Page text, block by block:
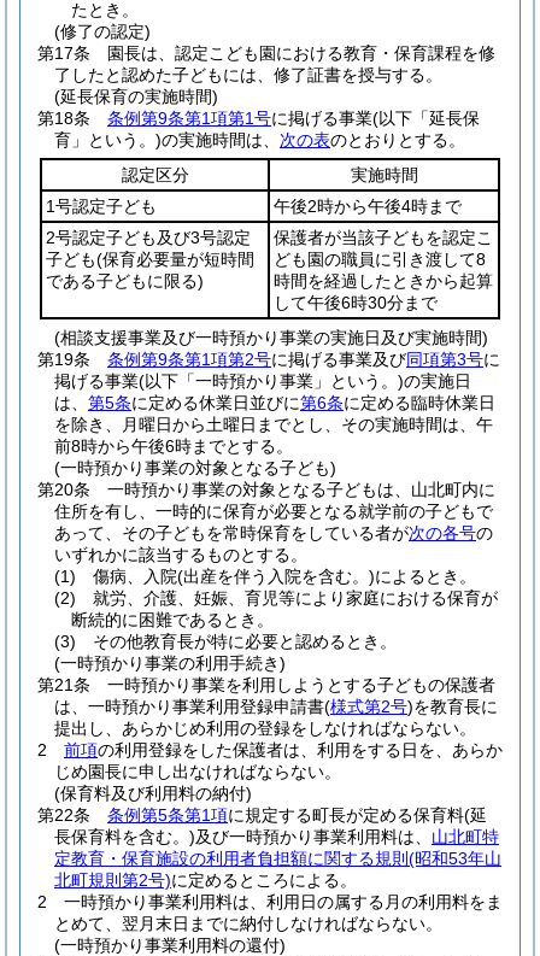
たとき。
(修了の認定)
第17条
園長は、認定こども園における教育・保育課程を修
了したと認めた子どもには、修了証書を授与する。
(延長保育の実施時間)
第18条
条例第9条第1項第1号に掲げる事業(以下「延長保
育」という。)の実施時間は、 次の表のとおりとする。
認定区分
実施時間
1号認定子ども
午後2時から午後4時まで
2号認定子ども及び3号認定
子ども(保育必要量が短時間
である子どもに限る)
保護者が当該子どもを認定こ
ども園の職員に引き渡して8
時間を経過したときから起算
して午後6時30分まで
(相談支援事業及び一時預かり事業の実施日及び実施時間)
第19条
条例第9条第1項第2号に掲げる事業及び同項第3号に
掲げる事業(以下「一時預かり事業」という。)の実施日
は、 第5条に定める休業日並びに第6条に定める臨時休業日
を除き、月曜日から土曜日までとし、その実施時間は、午
前8時から午後6時までとする。
(一時預かり事業の対象となる子ども)
第20条
一時預かり事業の対象となる子どもは、山北町内に
住所を有し、一時的に保育が必要となる就学前の子どもで
あって、その子どもを常時保育をしている者が次の各号の
いずれかに該当するものとする。
(1)
傷病、入院(出産を伴う入院を含む。)によるとき。
(2)
就労、介護、妊娠、育児等により家庭における保育が
断続的に困難であるとき。
(3)
その他教育長が特に必要と認めるとき。
(一時預かり事業の利用手続き)
第21条
一時預かり事業を利用しようとする子どもの保護者
は、一時預かり事業利用登録申請書(様式第2号)を教育長に
提出し、あらかじめ利用の登録をしなければならない。
2
前項の利用登録をした保護者は、利用をする日を、あらか
じめ園長に申し出なければならない。
(保育料及び利用料の納付)
第22条
条例第5条第1項に規定する町長が定める保育料(延
長保育料を含む。)及び一時預かり事業利用料は、 山北町特
定教育・保育施設の利用者負担額に関する規則 (昭和53年山
北町規則第2号)に定めるところによる。
2
一時預かり事業利用料は、利用日の属する月の利用料をま
とめて、翌月末日までに納付しなければならない。
(一時預かり事業利用料の還付)